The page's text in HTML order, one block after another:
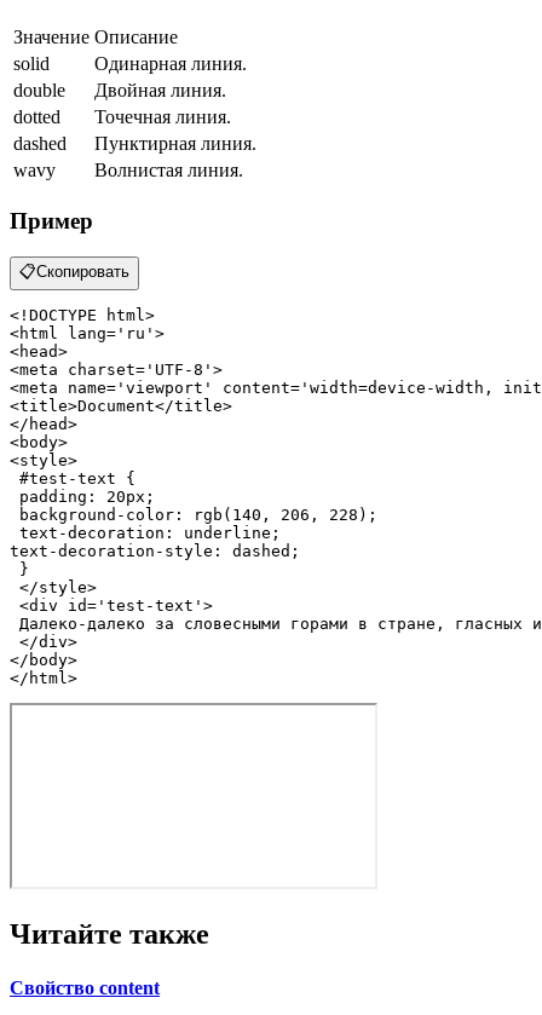
Значение Описание
solid
Одинарная линия.
double
Двойная линия.
dotted
Точечная линия.
dashed
Пунктирная линия.
wavy
Волнистая линия.
Пример
📋Скопировать
<!DOCTYPE html>
<html lang= 'ru' >
<head>
<meta charset= 'UTF-8' >
<meta name= 'viewport' content= 'width=device-width,
<title>Document</title>
</ head>
<body>
<style>
#test-text {
padding : 20px ;
background-color : rgb ( 140 , 206 , 228 );
text-decoration
text-decoration-style : dashed;
}
</style>
<div id= 'test-text' >
Далеко-далеко за словесными горами в стране, гласных
</div>
</ body>
</ html>
Читайте также
Свойство content